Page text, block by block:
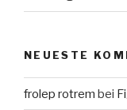
NEUESTE
frolep rotrem bei